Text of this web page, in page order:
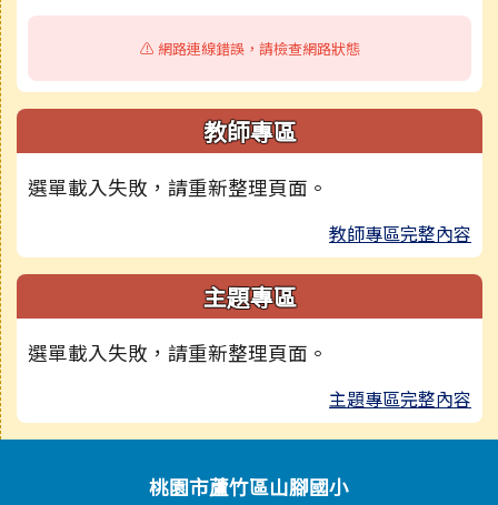
⚠️ 網路連線錯誤，請檢查網路狀態
教師專區
選單載入失敗，請重新整理頁面。
教師專區完整內容
主題專區
選單載入失敗，請重新整理頁面。
主題專區完整內容
頁尾區域內容桃園市蘆竹區山腳國小